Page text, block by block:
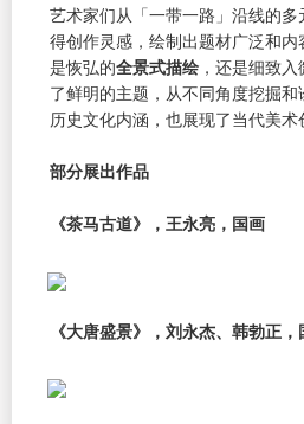
艺术家们从「一带一路」沿线的
得创作灵感，绘制出题材广泛和
是恢弘的全景式描绘 ，还是细致入
了鲜明的主题，从不同角度挖掘
历史文化内涵，也展现了当代美术
部分展出作品
《茶马古道》，王永亮，国画
《大唐盛景》，刘永杰、韩勃正，